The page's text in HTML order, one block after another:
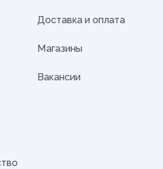
Доставка и оплата
Магазины
Вакансии